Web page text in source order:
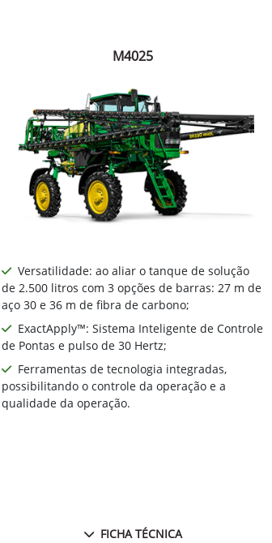
M4025
Versatilidade: ao aliar o tanque de solução
de 2.500 litros com 3 opções de barras: 27 m de
aço 30 e 36 m de fibra de carbono;
ExactApply™: Sistema Inteligente de Controle
de Pontas e pulso de 30 Hertz;
Ferramentas de tecnologia integradas,
possibilitando o controle da operação e a
qualidade da operação.
FICHA TÉCNICA